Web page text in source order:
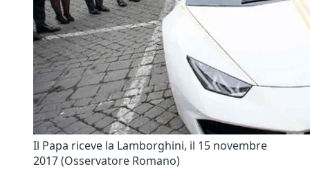
Il Papa riceve la Lamborghini, il 15 novembre
2017 (Osservatore Romano)